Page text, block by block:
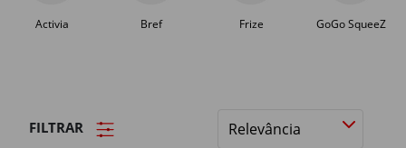
Activia Bref Frize GoGo SqueeZ
FILTRAR
Ordenar